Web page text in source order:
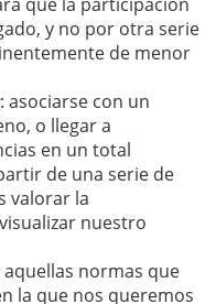
y no por otra serie
de menor
: asociarse con un
o llegar a
en un total
de una serie de
valorar la
nuestro
normas que
la que nos queremos